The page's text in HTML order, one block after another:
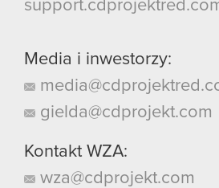
Media i inwestorzy:
gielda@cdprojekt.com
Kontakt WZA:
wza@cdprojekt.com